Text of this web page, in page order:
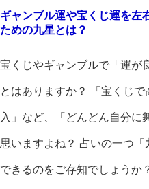
ギャンブル運や宝くじ運を左
ための九星とは？
宝くじやギャンブルで「運が
とはありますか？ 「宝くじ
入」など、「どんどん自分に
思いますよね？ 占いの一つ
できるのをご存知でしょうか